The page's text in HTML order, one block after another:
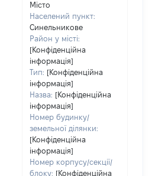
Місто
Населений пункт:
Синельникове
Район у місті:
[Конфіденційна
інформація]
Тип: [Конфіденційна
інформація]
Назва: [Конфіденційна
інформація]
Номер будинку/
земельної ділянки:
[Конфіденційна
інформація]
Номер корпусу/секції/
блоку: [Конфіденційна